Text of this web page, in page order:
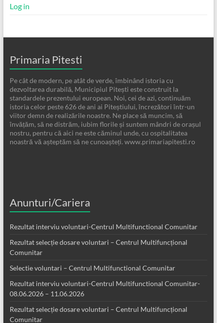
Log in
Primaria Pitesti
Pe cât de modern, pe atât de verde, îmbinând istoria cu
dezvoltarea durabilă, Municipiul Pitești este construit la
standardele prezentului european. Noi, cei de azi, continuăm
istoria celor peste 626 de ani ai Piteștiului, încrezători într-un
viitor demn de realizările noastre. Ne place să muncim, să
învățăm, să ne distrăm, iubim florile și suntem mândri de orașul
nostru, pentru că aici ne este căminul unde, cu ospitalitatea
noastră vă așteptăm să ne cunoașteți. www.primariapitesti.ro
Anunturi/Cariera
Rezultat interviu voluntari-Centrul Multifunctional Comunitar
Rezultat selecție dosare voluntari – Centrul Multifuncțional
Comunitar
Selectie voluntari – Centrul Multifunctional Comunitar
Rezultat interviu voluntari-Centrul Multifunctional Comunitar-
08.06.2026 – 11.06.2026
Rezultat selecție dosare voluntari – Centrul Multifuncțional
Comunitar